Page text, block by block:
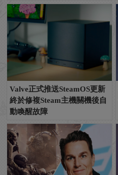
Valve正式推送SteamOS更新
終於修複Steam主機關機後自
動喚醒故障